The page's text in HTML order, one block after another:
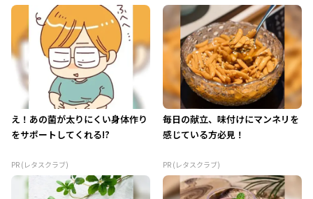
え！あの菌が太りにくい身体作り
をサポートしてくれる!?
PR (レタスクラブ)
毎日の献立、味付けにマンネリを
感じている方必見！
PR (レタスクラブ)